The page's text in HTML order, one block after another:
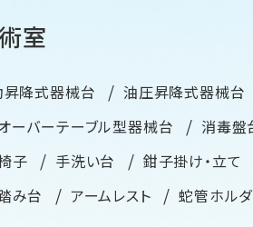
室
昇降式器械台 油圧昇降式器械台
ーバーテーブル型器械台
消毒盤
子
手洗い台 鉗子掛け・立て
み台
アームレスト 蛇管ホル